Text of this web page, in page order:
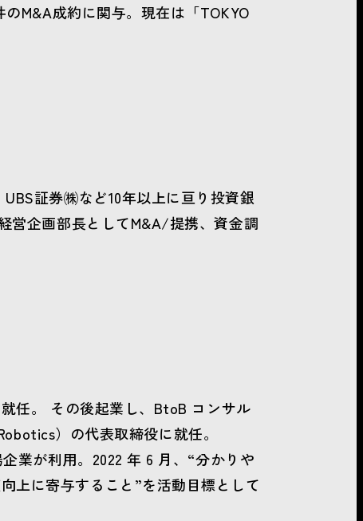
M&A成約に関与。現在は「TOKYO
証券㈱など10年以上に亘り投資銀
営企画部長としてM&A/提携、資金調
任。 その後起業し、BtoB コンサル
）の代表取締役に就任。
業が利用。2022 年 6 月、“分かりや
上に寄与すること”を活動目標として